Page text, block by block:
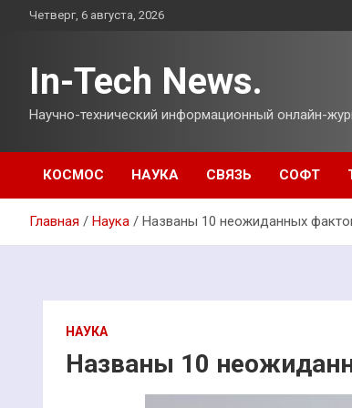
ПерейтиЧетверг, 6 августа, 2026
In-Tech News.
Научно-технический информационный онлайн-
КОСМОС НАУКА СВЯЗЬ СОФТ
Главная Наука Названы 10 неожиданных
НАУКА
Названы 10